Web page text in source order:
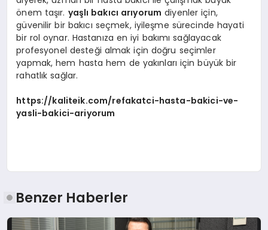
önem taşır. yaşlı bakıcı arıyorum diyenler için,
güvenilir bir bakıcı seçmek, iyileşme sürecinde hayati
bir rol oynar. Hastanıza en iyi bakımı sağlayacak
profesyonel desteği almak için doğru seçimler
yapmak, hem hasta hem de yakınları için büyük bir
rahatlık sağlar.
https://kaliteik.com/refakatci-hasta-bakici-ve-
yasli-bakici-ariyorum
Benzer Haberler